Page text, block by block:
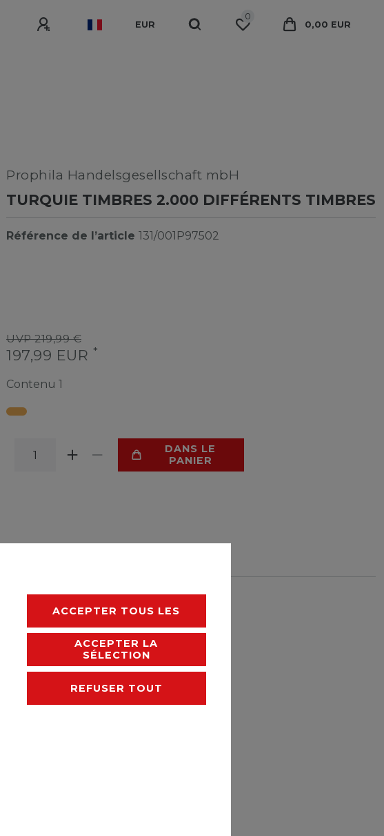
EUR
0
0,00 EUR
Prophila Handelsgesellschaft mbH
TURQUIE TIMBRES 2.000 DIFFÉRENTS TIMBRES
Référence de l’article 131/001P97502
UVP 219,99 €
197,99 EUR *
Contenu 1
DANS LE
PANIER
* avec TVA horsFrais de livraison
ACCEPTER TOUS LES
ACCEPTER LA
SÉLECTION
REFUSER TOUT